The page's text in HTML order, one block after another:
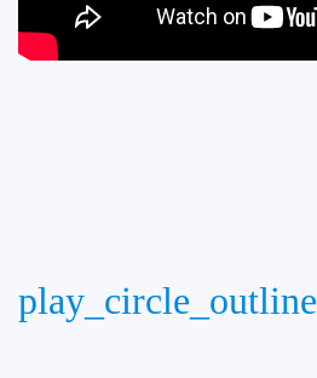
play_circle_outline